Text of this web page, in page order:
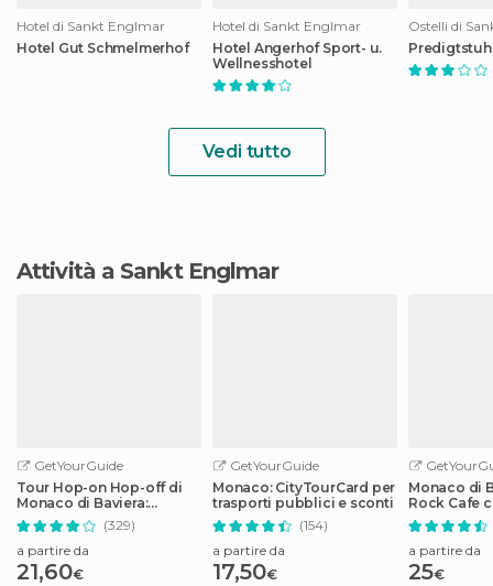
Hotel di Sankt Englmar
Hotel Gut Schmelmerhof
Hotel di Sankt Englmar
Hotel Angerhof Sport- u.
Wellnesshotel
Ostelli di
Vedi tutto
Attività a Sankt Englmar
GetYourGuide
Tour Hop-on Hop-off di
Monaco di Baviera:
Biglietto di 1 giorno o di 2
giorni
(329)
a partire da
21,60€
GetYourGuide
Monaco: CityTourCard per
trasporti pubblici e sconti
(154)
a partire da
17,50€
Monaco di
Rock Cafe
per pranzo
a partire da
25€